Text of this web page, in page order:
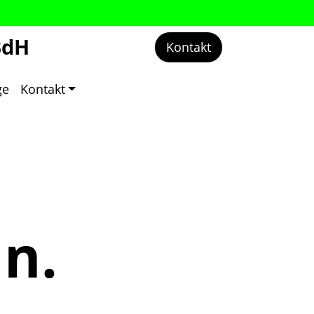
Kontakt
Kontakt